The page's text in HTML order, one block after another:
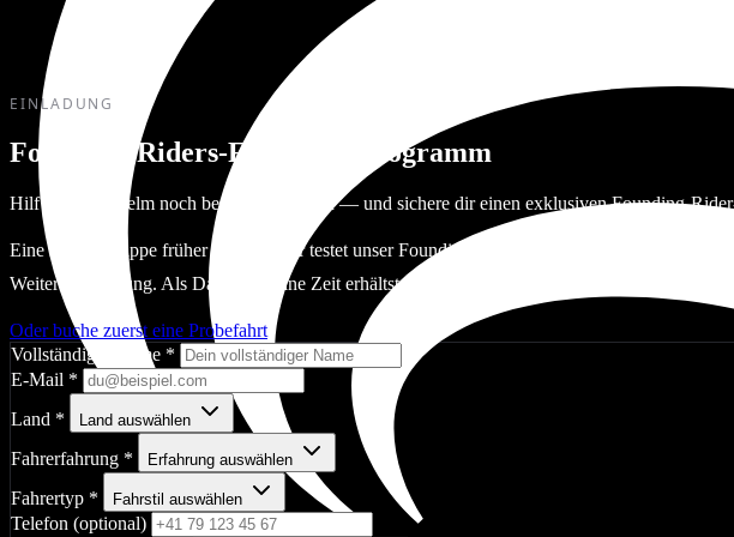
EINLADUNG
Founding-Riders-Feedback-Programm
Hilf uns, den Helm noch besser zu machen — und sichere dir einen exklusiven Founding-
Eine kleine Gruppe früher Unterstützer testet unser Founding-Riders-Programm: Du
Weiterentwicklung. Als Dank für deine Zeit erhältst du einen exklusiven Rabatt.
Oder buche zuerst eine Probefahrt
Vollständiger Name *
E-Mail *
Land * Land auswählen
Fahrerfahrung * Erfahrung auswählen
Fahrertyp * Fahrstil auswählen
Telefon (optional)